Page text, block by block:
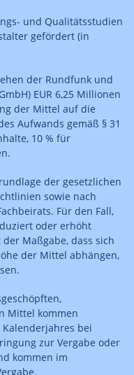
und Qualitätsstudien
gefördert (in
der Rundfunk und
EUR 6,25 Millionen
der Mittel auf die
Aufwands gemäß § 31
10 % für
der gesetzlichen
sowie nach
Für den Fall,
oder erhöht
Maßgabe, dass sich
der Mittel abhängen,
Mittel kommen
bei
zur Vergabe oder
kommen im